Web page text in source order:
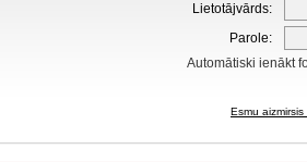
Lietotājvārds:
Parole:
Automātiski ienākt
Esmu